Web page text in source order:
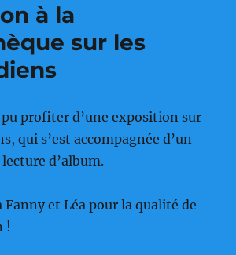
à la
sur les
pu profiter d’une exposition sur
qui s’est accompagnée d’un
d’album.
Fanny et Léa pour la qualité de
!